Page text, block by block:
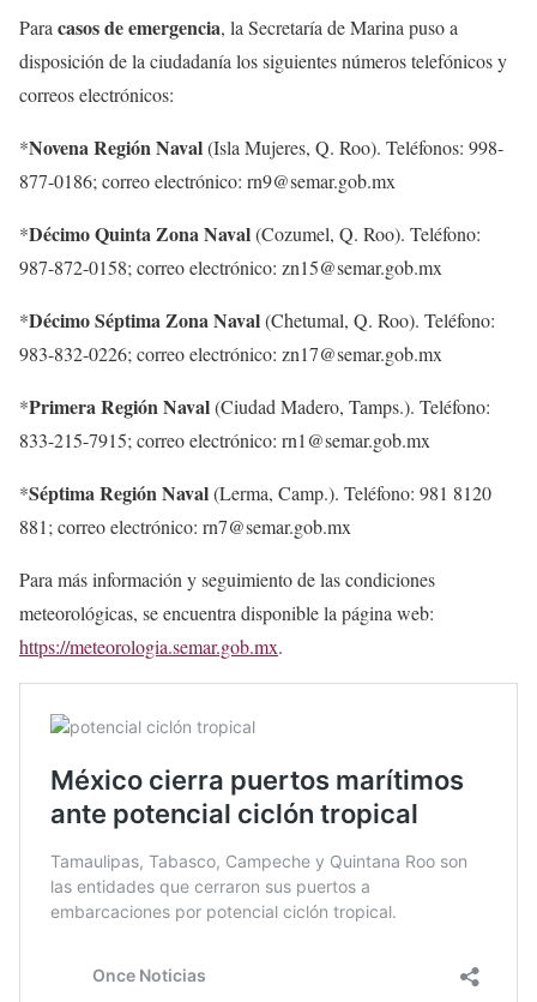
📌Mantenemos la Fase de Auxilio en#QuintanaRoo.
⚠️Sigue atentamente las instrucciones de las…
— SEMAR México (@SEMAR_mx) June 18, 2024
Para casos de emergencia, la Secretaría de Marina puso a
disposición de la ciudadanía los siguientes números telefónicos y
correos electrónicos:
*Novena Región Naval(Isla Mujeres, Q. Roo). Teléfonos: 998-
877-0186; correo electrónico: rn9@semar.gob.mx
*Décimo Quinta Zona Naval(Cozumel, Q. Roo). Teléfono:
987-872-0158; correo electrónico: zn15@semar.gob.mx
*Décimo Séptima Zona Naval(Chetumal, Q. Roo). Teléfono:
983-832-0226; correo electrónico: zn17@semar.gob.mx
*Primera Región Naval(Ciudad Madero, Tamps.). Teléfono:
833-215-7915; correo electrónico: rn1@semar.gob.mx
*Séptima Región Naval(Lerma, Camp.). Teléfono: 981 8120
881; correo electrónico: rn7@semar.gob.mx
Para más información y seguimiento de las condiciones
meteorológicas, se encuentra disponible la página web:
https://meteorologia.semar.gob.mx.